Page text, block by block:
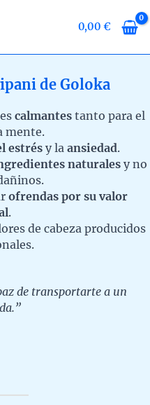
0,00€
de Goloka
calmantes tanto para el
mente.
estrésy la ansiedad.
naturales y no
ofrendas por su valor
.
de cabeza producidos
de transportarte a un